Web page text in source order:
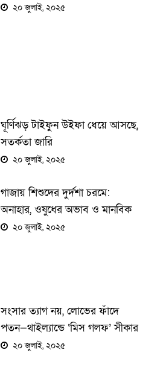
অস্থিরতা রয়ে গেলেও আশার আলো
২০ জুলাই, ২০২৫
ঘূর্ণিঝড় টাইফুন উইফা ধেয়ে আসছে,
সতর্কতা জারি
২০ জুলাই, ২০২৫
গাজায় শিশুদের দুর্দশা চরমে:
অনাহার, ওষুধের অভাব ও মানবিক
সংকটে মৃত্যুর মুখে লাখো শিশু
২০ জুলাই, ২০২৫
সংসার ত্যাগ নয়, লোভের ফাঁদে
পতন—থাইল্যান্ডে ‘মিস গলফ’ সীকার
যৌন ব্ল্যাকমেল কাণ্ডে ধরা পড়লেন ৯
২০ জুলাই, ২০২৫